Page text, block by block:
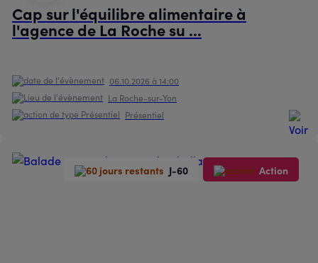
Cap sur l'équilibre alimentaire à
l'agence de La Roche su ...
06.10.2026 à 14:00
La Roche-sur-Yon
Présentiel
J-60 Action